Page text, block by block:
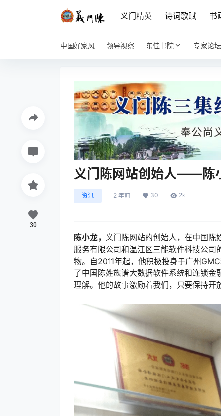
义门精英 诗词歌赋 书
中国好家风 领导视察 东佳书院 专家论坛
义门陈网站创始人——陈
资讯 2 年前 30 2k
陈小龙， 义门陈网站的创始人，在中国陈
服务有限公司和温江区三能软件科技公
物。自2011年起，他积极投身于广州
了中国陈姓族谱大数据软件系统和连锁
理解。他的故事激励着我们，只要保持
30